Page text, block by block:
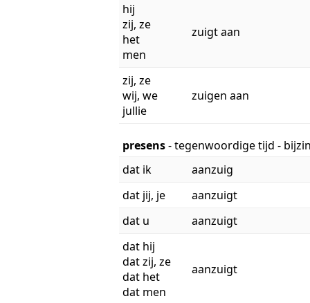
hij
zij, ze
het
men
zuigt aan
zij, ze
wij, we
jullie
zuigen aan
presens- tegenwoordige tijd -
dat ik
aanzuig
dat jij, je
aanzuigt
dat u
aanzuigt
dat hij
dat zij, ze
dat het
dat men
aanzuigt